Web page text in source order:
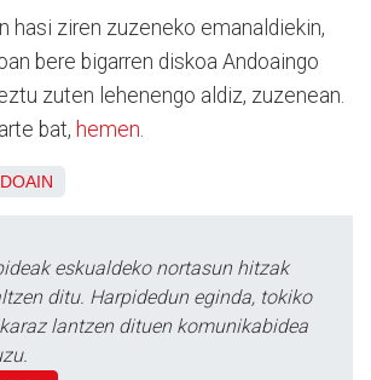
hasi ziren zuzeneko emanaldiekin,
bere bigarren diskoa Andoaingo
zuten lehenengo aldiz, zuzenean.
bat, hemen
eskualdeko nortasun hitzak
ditu. Harpidedun eginda, tokiko
lantzen dituen komunikabidea